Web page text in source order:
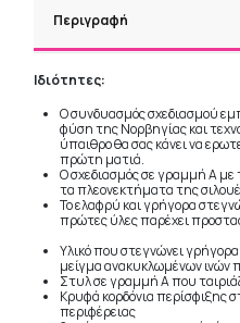
Περιγραφή
Ιδιότητες:
Ο συνδυασμός σχεδιασμού
φύση της Νορβηγίας και
ύπαιθρο θα σας κάνει να
πρώτη ματιά.
Ο σχεδιασμός σε γραμμή Α με
τα πλεονεκτήματα της
Το ελαφρύ και γρήγορα
πρώτες ύλες παρέχει
Υλικό που στεγνώνει
μείγμα ανακυκλωμένων ινών
Στυλ σε γραμμή Α που
Κρυφά κορδόνια περίσφιξης
περιφέρειας